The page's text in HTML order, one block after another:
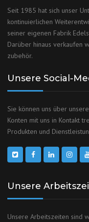
Seit 1985 hat sich unser
kontinuierlichen
seiner eigenen Fabrik
Darüber hinaus verkaufen
zubehör.
Unsere Social-
Sie können uns über
Konten mit uns in Kontakt
Produkten und
Unsere
Unsere Arbeitszeiten sind